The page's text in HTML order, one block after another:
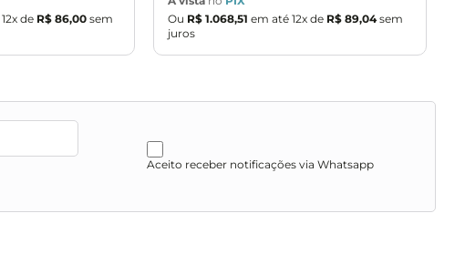
12x de R$ 86,00sem
Ou R$ 1.068,51 em até 12x de R$ 89,04sem
juros
Aceito receber notificações via Whatsapp